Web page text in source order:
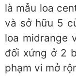
là mẫu loa
và sở hữu 5
loa midrange
đối xứng ở 2
phạm vi mở